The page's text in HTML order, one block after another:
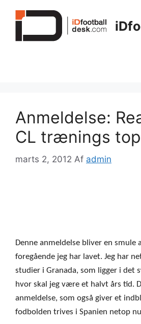
Anmeldelse:
CL trænings top
marts 2, 2012 Af admin
Denne anmeldelse bliver en smule
foregående jeg har lavet. Jeg har
studier i Granada, som ligger i det
hvor skal jeg være et halvt års tid.
anmeldelse, som også giver et
fodbolden trives i Spanien netop